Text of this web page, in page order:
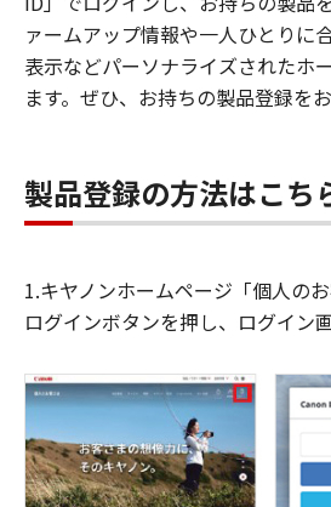
ァームアップ情報や一人ひとりに
表示などパーソナライズされたホ
ます。ぜひ、お持ちの製品登録を
製品登録の方法はこち
1.キヤノンホームページ「個人の
ログインボタンを押し、ログイン